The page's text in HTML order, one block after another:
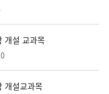
개설 교과목
개설교과목